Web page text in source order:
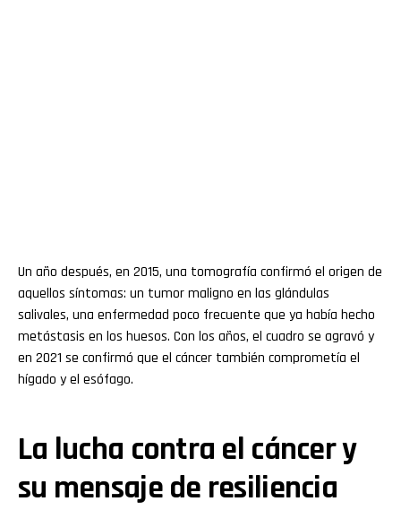
Un año después, en 2015, una tomografía confirmó el origen de
aquellos síntomas: un tumor maligno en las glándulas
salivales, una enfermedad poco frecuente que ya había hecho
metástasis en los huesos. Con los años, el cuadro se agravó y
en 2021 se confirmó que el cáncer también comprometía el
hígado y el esófago.
La lucha contra el cáncer y
su mensaje de resiliencia